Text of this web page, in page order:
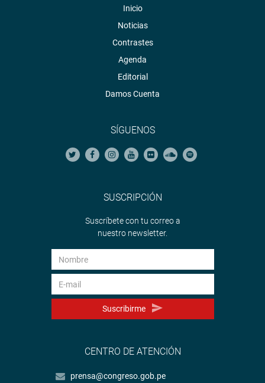
Inicio
Noticias
Contrastes
Agenda
Editorial
Damos Cuenta
SÍGUENOS
SUSCRIPCIÓN
Suscríbete con tu correo a
nuestro newsletter.
Suscribirme
CENTRO DE ATENCIÓN
prensa@congreso.gob.pe